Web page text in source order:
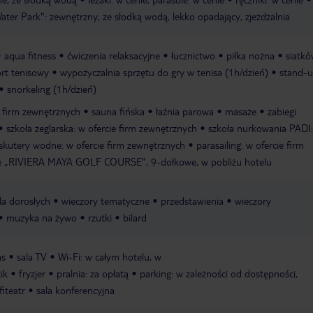
Park": zewnętrzny, ze słodką wodą, lekko opadający, zjeżdżalnia
aqua fitness ćwiczenia relaksacyjne łucznictwo piłka nożna
tenisowy wypożyczalnia sprzętu do gry w tenisa (1h/dzień)
stand-
snorkeling (1h/dzień)
zewnętrznych sauna fińska łaźnia parowa masaże
zabiegi
szkoła żeglarska: w ofercie firm zewnętrznych
szkoła nurkowania
skutery wodne: w ofercie firm zewnętrznych
parasailing: w ofercie firm
„RIVIERA MAYA GOLF COURSE", 9-dołkowe, w pobliżu hotelu
dorosłych wieczory tematyczne przedstawienia
wieczory
muzyka na żywo rzutki bilard
sala TV
Wi-Fi: w całym hotelu, w
fryzjer pralnia: za opłatą
parking: w zależności od dostępności,
sala konferencyjna